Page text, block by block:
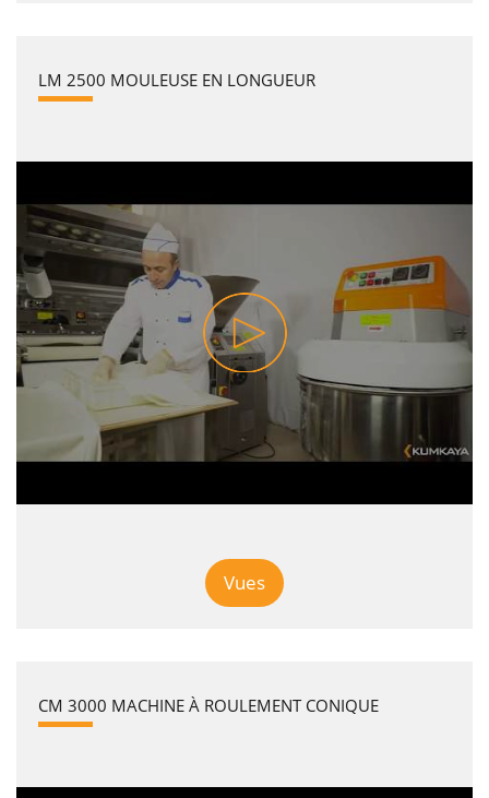
LM 2500 MOULEUSE EN LONGUEUR
Vues
CM 3000 MACHINE À ROULEMENT CONIQUE